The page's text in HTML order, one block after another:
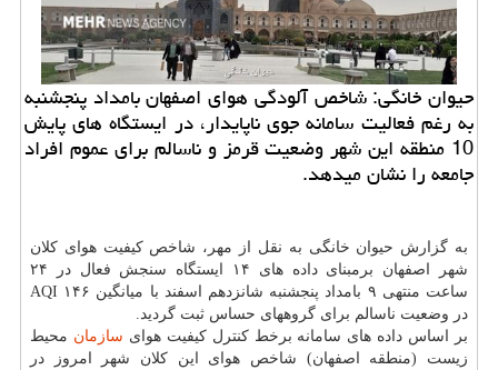
حیوان خانگی: شاخص آلودگی هوای اصفهان بامداد پنجشنبه
به رغم فعالیت سامانه جوی ناپایدار، در ایستگاه های پایش
10 منطقه این شهر وضعیت قرمز و ناسالم برای عموم افراد
جامعه را نشان میدهد.
به گزارش حیوان خانگی به نقل از مهر، شاخص کیفیت هوای کلان
شهر اصفهان برمبنای داده های ۱۴ ایستگاه سنجش فعال در ۲۴
ساعت منتهی ۹ بامداد پنجشنبه شانزدهم اسفند با میانگین ۱۴۶ AQI
در وضعیت ناسالم برای گروههای حساس ثبت گردید.
بر اساس داده های سامانه برخط کنترل کیفیت هوای سازمان محیط
زیست (منطقه اصفهان) شاخص هوای این کلان شهر امروز در